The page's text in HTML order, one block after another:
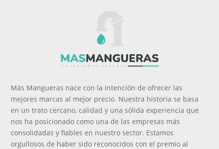
Más Mangueras nace con la intención de ofrecer las
mejores marcas al mejor precio. Nuestra historia se basa
en un trato cercano, calidad y una sólida experiencia que
nos ha posicionado como una de las empresas más
consolidadas y fiables en nuestro sector. Estamos
orgullosos de haber sido reconocidos con el premio al